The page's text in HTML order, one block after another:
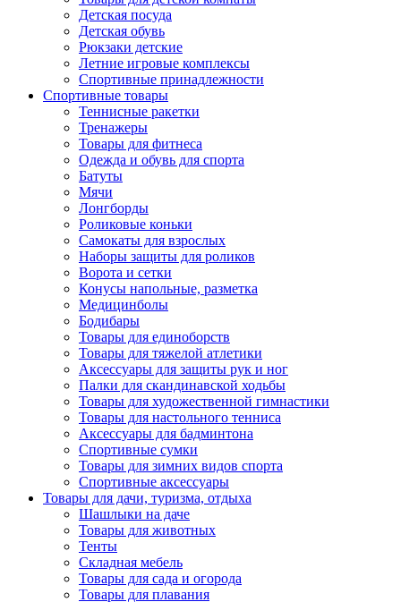
Детская посуда
Детская обувь
Рюкзаки детские
Летние игровые комплексы
Спортивные принадлежности
Спортивные товары
Теннисные ракетки
Тренажеры
Товары для фитнеса
Одежда и обувь для спорта
Батуты
Мячи
Лонгборды
Роликовые коньки
Самокаты для взрослых
Наборы защиты для роликов
Ворота и сетки
Конусы напольные, разметка
Медицинболы
Бодибары
Товары для единоборств
Товары для тяжелой атлетики
Аксессуары для защиты рук и ног
Палки для скандинавской ходьбы
Товары для художественной гимнастики
Товары для настольного тенниса
Аксессуары для бадминтона
Спортивные сумки
Товары для зимних видов спорта
Спортивные аксессуары
Товары для дачи, туризма, отдыха
Шашлыки на даче
Товары для животных
Тенты
Складная мебель
Товары для сада и огорода
Товары для плавания